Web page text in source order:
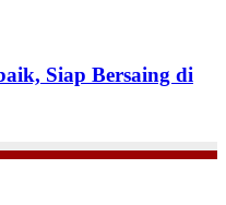
Siap Bersaing di